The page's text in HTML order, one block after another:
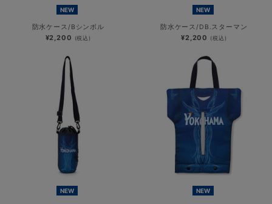
NEW
防水ケース/Bシンボル
¥2,200 (税込)
NEW
防水ケース/DB.スターマン
¥2,200 (税込)
NEW NEW